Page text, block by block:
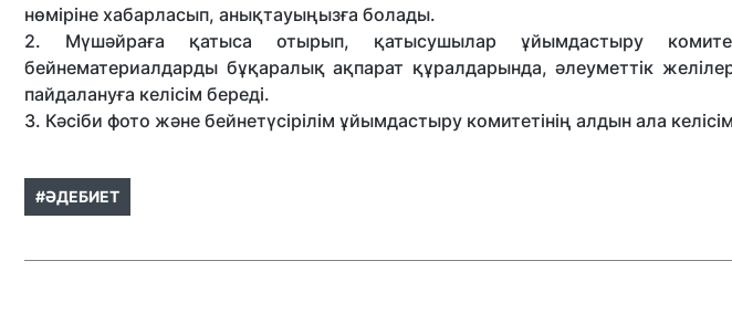
нөміріне хабарласып, анықтауыңызға болады.
2. Мүшәйраға қатыса отырып, қатысушылар ұйымдастыру
бейнематериалдарды бұқаралық ақпарат құралдарында, әлеуметтік
пайдалануға келісім береді.
3. Кәсіби фото және бейнетүсірілім ұйымдастыру комитетінің алдын ала
#ӘДЕБИЕТ